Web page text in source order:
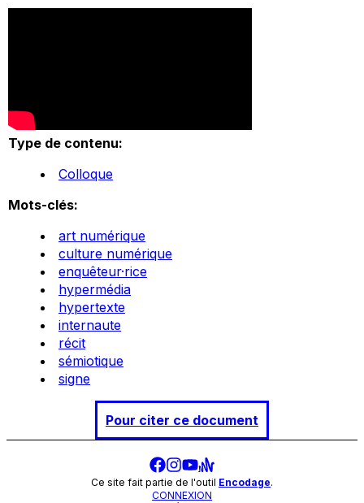
Type de contenu:
Colloque
Mots-clés:
art numérique
culture numérique
enquêteur·rice
hypermédia
hypertexte
internaute
récit
sémiotique
signe
Pour citer ce document
Ce site fait partie de l'outil Encodage.
CONNEXION